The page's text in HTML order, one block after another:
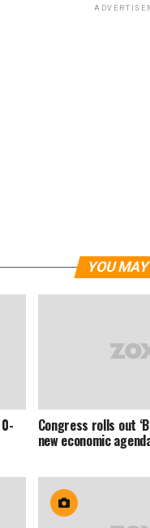
YOU
Congress rolls out
new economic